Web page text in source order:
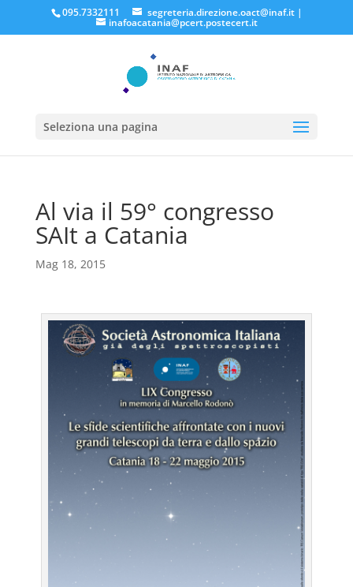
095.7332111 segreteria.direzione.oact@inaf.it|
inafoacatania@pcert.postecert.it
Seleziona una pagina
Al via il 59° congresso
SAIt a Catania
Mag 18, 2015